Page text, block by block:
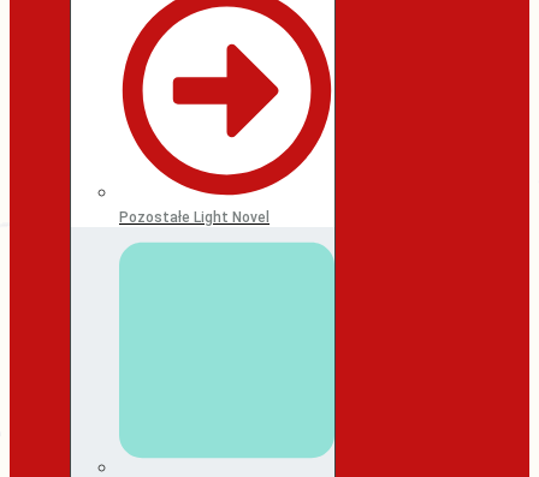
Pozostałe Light Novel